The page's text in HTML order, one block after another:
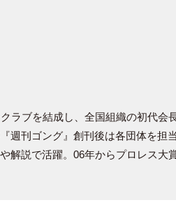
ラブを結成し、全国組織の初代会
週刊ゴング』創刊後は各団体を担
解説で活躍。06年からプロレス大